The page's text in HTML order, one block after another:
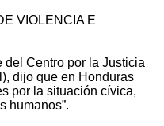
VIOLENCIA E
del Centro por la Justicia
dijo que en Honduras
por la situación cívica,
humanos”.